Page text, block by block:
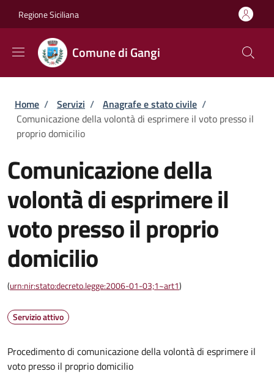
Regione Siciliana
Comune di Gangi
Briciole di pane
Home / Servizi / Anagrafe e stato civile /
Comunicazione della volontà di esprimere il voto presso il
proprio domicilio
Comunicazione della
volontà di esprimere il
voto presso il proprio
domicilio
(urn:nir:stato:decreto.legge:2006-01-03;1~art1)
Servizio attivo
Procedimento di comunicazione della volontà di esprimere il
voto presso il proprio domicilio